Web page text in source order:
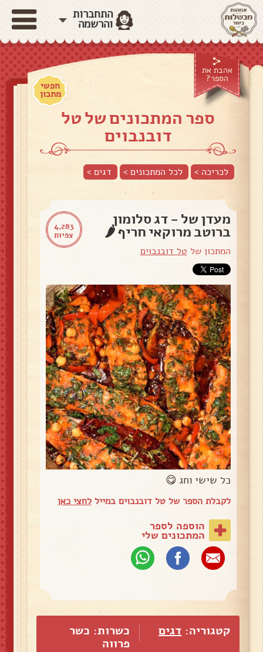
התחברות
והרשמה
אהבת את
הספר?
חפשי
מתכון
ספר המתכונים של טל
דובנבוים
לכריכה > לכל המתכונים > דגים>
4,283
צפיות
מעדן של - דג סלומון
ברוטב מרוקאי חריף 🌶
המתכון של טל דובנבוים
כל שישי וחג 😋
לקבלת הספר של טל דובנבוים במייללחצי כאן
הוספה לספר
המתכונים שלי
קטגוריה: דגים
כשרות: כשר
פרווה